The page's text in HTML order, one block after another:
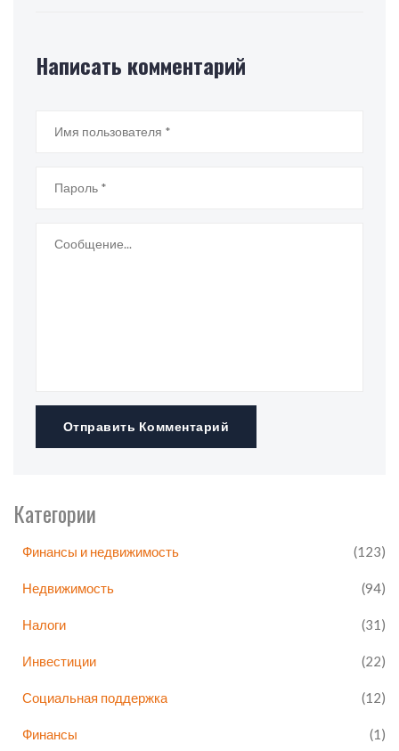
Написать комментарий
Отправить Комментарий
Категории
Финансы и недвижимость (123)
Недвижимость (94)
Налоги (31)
Инвестиции (22)
Социальная поддержка (12)
Финансы (1)